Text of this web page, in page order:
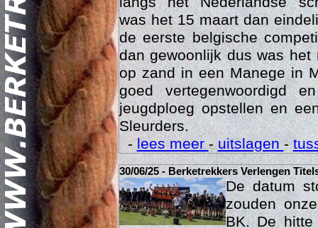
was het 15 maart dan
de eerste belgische
dan gewoonlijk dus was
op zand in een Manege in
goed vertegenwoordigd
jeugdploeg opstellen en
Sleurders.
- lees meer -uitslagen -
30/06/25 - Berketrekkers Verlengen
De datum
zouden
BK. De